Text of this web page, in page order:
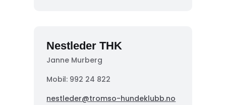
Nestleder THK
Janne Murberg
Mobil: 992 24 822
nestleder@tromso-hundeklubb.no